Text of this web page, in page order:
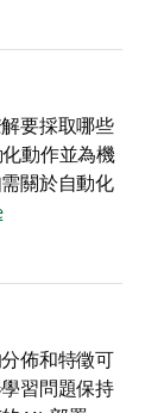
要採取哪些
動作並為機
關於自動化
佈和特徵可
習問題保持